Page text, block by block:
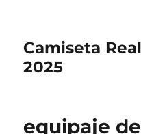
Camiseta
2025
equipaje